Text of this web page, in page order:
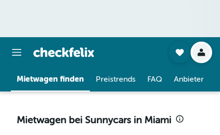
Mietwagen finden Preistrends FAQ Anbieter
Mietwagen bei Sunnycars in Miami